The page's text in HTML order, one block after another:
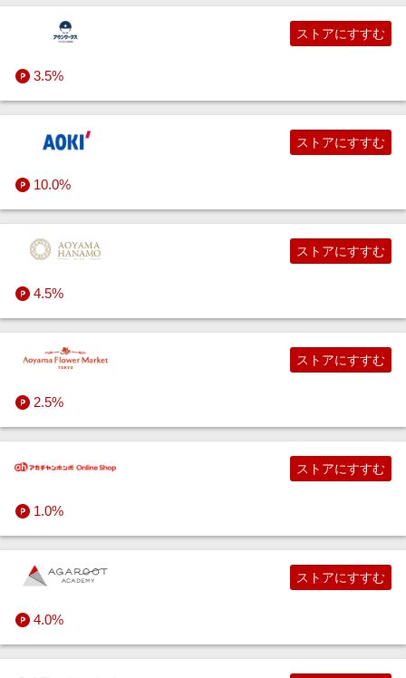
3.5%
ストアにすすむ
10.0%
ストアにすすむ
4.5%
ストアにすすむ
2.5%
ストアにすすむ
1.0%
ストアにすすむ
4.0%
ストアにすすむ